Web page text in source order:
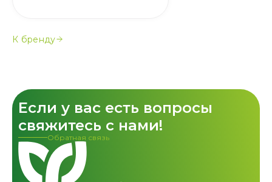
К бренду
Если у вас есть вопросы
свяжитесь с нами!
Обратная связь